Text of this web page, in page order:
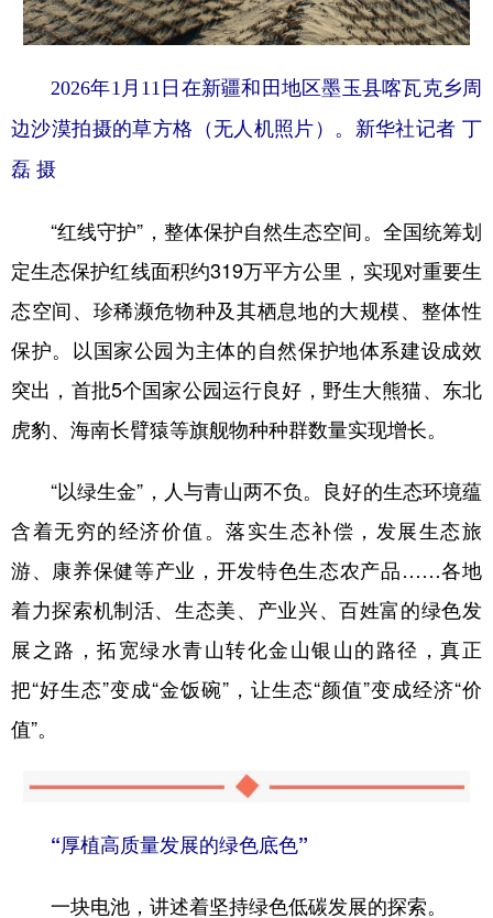
2026年1月11日在新疆和田地区墨玉县喀瓦克乡周
边沙漠拍摄的草方格（无人机照片）。新华社记者 丁
磊 摄
“红线守护”，整体保护自然生态空间。全国统筹划
定生态保护红线面积约319万平方公里，实现对重要生
态空间、珍稀濒危物种及其栖息地的大规模、整体性
保护。以国家公园为主体的自然保护地体系建设成效
突出，首批5个国家公园运行良好，野生大熊猫、东北
虎豹、海南长臂猿等旗舰物种种群数量实现增长。
“以绿生金”，人与青山两不负。良好的生态环境蕴
含着无穷的经济价值。落实生态补偿，发展生态旅
游、康养保健等产业，开发特色生态农产品……各地
着力探索机制活、生态美、产业兴、百姓富的绿色发
展之路，拓宽绿水青山转化金山银山的路径，真正
把“好生态”变成“金饭碗”，让生态“颜值”变成经济“价
值”。
“厚植高质量发展的绿色底色”
一块电池，讲述着坚持绿色低碳发展的探索。